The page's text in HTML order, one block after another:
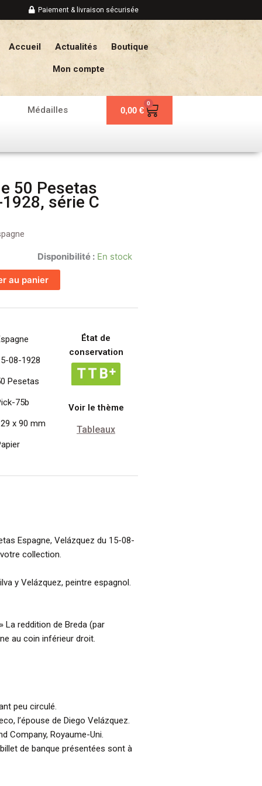
Paiement & livraison sécurisée
Accueil Actualités Boutique
Mon compte
Médailles 0,00 €
0
Panier
50 Pesetas
série C
Disponibilité : En stock
au panier
08-1928
Pesetas
75b
x 90 mm
État de
conservation
Voir le thème
Tableaux
Espagne, Velázquez du 15-08-
collection.
y Velázquez, peintre espagnol.
La reddition de Breda (par
au coin inférieur droit.
peu circulé.
l’épouse de Diego Velázquez.
Company, Royaume-Uni.
de banque présentées sont à